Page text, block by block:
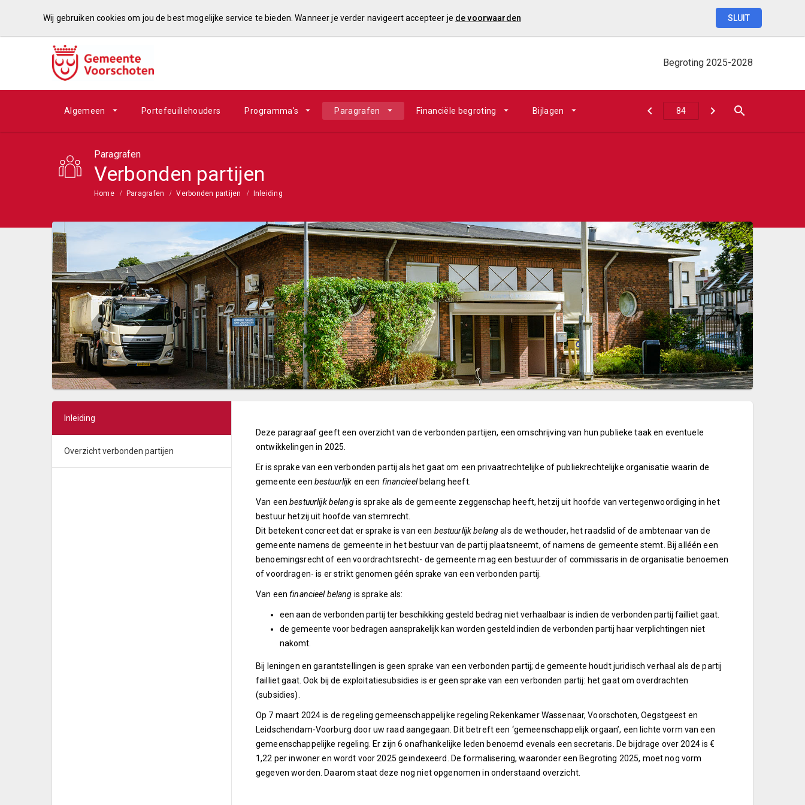
Wij gebruiken cookies om jou de best mogelijke service te bieden. Wanneer je verder navigeert accepteer je de voorwaarden SLUIT
Begroting 2025-2028
Algemeen Portefeuillehouders Programma's Paragrafen Financiële begroting Bijlagen
Paragrafen
Verbonden partijen
Home Paragrafen Verbonden partijen Inleiding
Inleiding
Overzicht verbonden partijen
Deze paragraaf geeft een overzicht van de verbonden partijen, een omschrijving van hun publieke taak en eventuele
ontwikkelingen in 2025.
Er is sprake van een verbonden partij als het gaat om een privaatrechtelijke of publiekrechtelijke organisatie waarin de
gemeente een bestuurlijk en een financieel belang heeft.
Van eenbestuurlijk belang is sprake als de gemeente zeggenschap heeft, hetzij uit hoofde van vertegenwoordiging in het
bestuur hetzij uit hoofde van stemrecht.
Dit betekent concreet dat er sprake is van een bestuurlijk belang als de wethouder, het raadslid of de ambtenaar van de
gemeente namens de gemeente in het bestuur van de partij plaatsneemt, of namens de gemeente stemt. Bij alléén een
benoemingsrecht of een voordrachtsrecht- de gemeente mag een bestuurder of commissaris in de organisatie benoemen
of voordragen- is er strikt genomen géén sprake van een verbonden partij.
Van eenfinancieel belang is sprake als:
een aan de verbonden partij ter beschikking gesteld bedrag niet verhaalbaar is indien de verbonden partij failliet gaat.
de gemeente voor bedragen aansprakelijk kan worden gesteld indien de verbonden partij haar verplichtingen niet
nakomt.
Bij leningen en garantstellingen is geen sprake van een verbonden partij; de gemeente houdt juridisch verhaal als de partij
failliet gaat. Ook bij de exploitatiesubsidies is er geen sprake van een verbonden partij: het gaat om overdrachten
(subsidies).
Op 7 maart 2024 is de regeling gemeenschappelijke regeling Rekenkamer Wassenaar, Voorschoten, Oegstgeest en
Leidschendam-Voorburg door uw raad aangegaan. Dit betreft een ‘gemeenschappelijk orgaan’, een lichte vorm van een
gemeenschappelijke regeling. Er zijn 6 onafhankelijke leden benoemd evenals een secretaris. De bijdrage over 2024 is €
1,22 per inwoner en wordt voor 2025 geïndexeerd. De formalisering, waaronder een Begroting 2025, moet nog vorm
gegeven worden. Daarom staat deze nog niet opgenomen in onderstaand overzicht.